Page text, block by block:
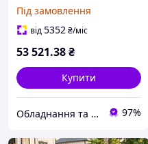
круглий, плівка 0.6 мм,
8.5 м³, металевий збірний
Під замовлення
від5352₴/міс
53 521.38₴
Купити
Обладнання та хімія для басейнів з доставкою по всій Україні 97%